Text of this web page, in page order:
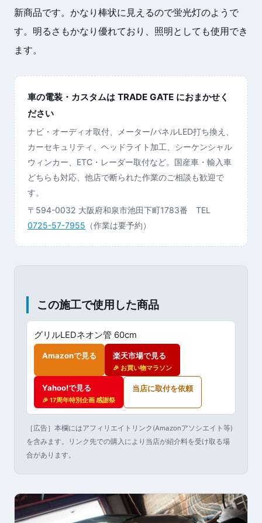
新商品です。かなり棒状に見えるので蛍光灯のようで
す。明るさもかなり優れており、照明としても使用でき
ます。
車の電装・カスタムは TRADE GATE におまかせく
ださい
ナビ・オーディオ取付、メーター/パネルLED打ち換え、
カーセキュリティ、ヘッドライト加工、シーケンシャル
ウィンカー、ETC・レーダー取付など。国産車・輸入車
どちらも対応、他店で断られた作業のご相談も歓迎で
す。
〒594-0032 大阪府和泉市池田下町1783番 TEL
0725-57-7955 （作業は要予約）
この施工で使用した商品
グリルLEDネオン管 60cm
Amazonで見る 楽天市場で見る
🎉 お買い物マラソン
Yahoo!で見る
🎉 17周年特別企画 感謝祭
当店に取付を依頼
［広告］本欄にはアフィリエイトリンク(Amazonアソシエイト等)
を含みます。リンク先での購入により当店が紹介料を受け取る場
合があります。